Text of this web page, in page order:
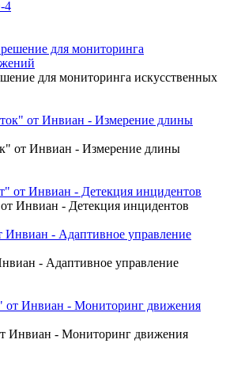
для мониторинга искусственных
от Инвиан - Измерение длины
Инвиан - Детекция инцидентов
- Адаптивное управление
Инвиан - Мониторинг движения